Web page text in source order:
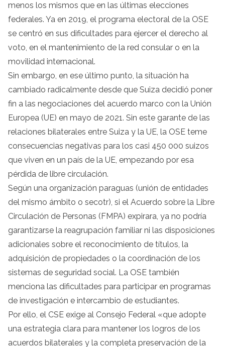
menos los mismos que en las últimas elecciones
federales. Ya en 2019, el programa electoral de la OSE
se centró en sus dificultades para ejercer el derecho al
voto, en el mantenimiento de la red consular o en la
movilidad internacional.
Sin embargo, en ese último punto, la situación ha
cambiado radicalmente desde que Suiza decidió poner
fin a las negociaciones del acuerdo marco con la Unión
Europea (UE) en mayo de 2021. Sin este garante de las
relaciones bilaterales entre Suiza y la UE, la OSE teme
consecuencias negativas para los casi 450 000 suizos
que viven en un país de la UE, empezando por esa
pérdida de libre circulación.
Según una organización paraguas (unión de entidades
del mismo ámbito o secotr), si el Acuerdo sobre la Libre
Circulación de Personas (FMPA) expirara, ya no podría
garantizarse la reagrupación familiar ni las disposiciones
adicionales sobre el reconocimiento de títulos, la
adquisición de propiedades o la coordinación de los
sistemas de seguridad social. La OSE también
menciona las dificultades para participar en programas
de investigación e intercambio de estudiantes.
Por ello, el CSE exige al Consejo Federal «que adopte
una estrategia clara para mantener los logros de los
acuerdos bilaterales y la completa preservación de la